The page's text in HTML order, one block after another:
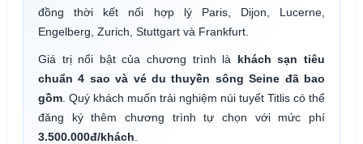
đồng thời kết nối hợp lý Paris, Dijon, Lucerne,
Engelberg, Zurich, Stuttgart và Frankfurt.
Giá trị nổi bật của chương trình là khách sạn tiêu
chuẩn 4 sao và vé du thuyền sông Seine đã bao
gồm . Quý khách muốn trải nghiệm núi tuyết Titlis có thể
đăng ký thêm chương trình tự chọn với mức phí
3.500.000đ/khách